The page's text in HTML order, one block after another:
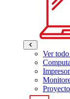
Ver